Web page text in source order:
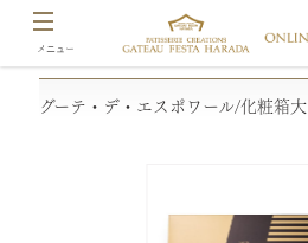
グーテ・デ・エスポワール/化粧箱大